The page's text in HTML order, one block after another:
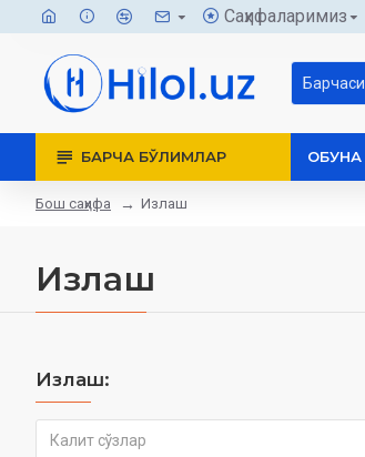
Саҳифаларимиз
Барчаси
БАРЧА БЎЛИМЛАР ОБУНА
Бош саҳифа Излаш
Излаш
Излаш: